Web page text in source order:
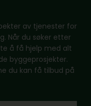
av tjenester for
Når du søker etter
å få hjelp med alt
byggeprosjekter.
du kan få tilbud på